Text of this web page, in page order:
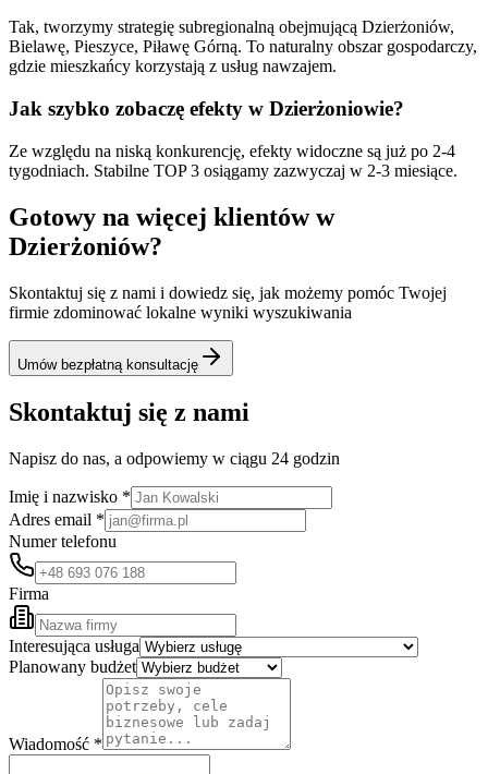
Tak, tworzymy strategię subregionalną obejmującą Dzierżoniów,
Bielawę, Pieszyce, Piławę Górną. To naturalny obszar gospodarczy,
gdzie mieszkańcy korzystają z usług nawzajem.
Jak szybko zobaczę efekty w Dzierżoniowie?
Ze względu na niską konkurencję, efekty widoczne są już po 2-4
tygodniach. Stabilne TOP 3 osiągamy zazwyczaj w 2-3 miesiące.
Gotowy na więcej klientów w
Dzierżoniów?
Skontaktuj się z nami i dowiedz się, jak możemy pomóc Twojej
firmie zdominować lokalne wyniki wyszukiwania
Umów bezpłatną konsultację
Skontaktuj się z nami
Napisz do nas, a odpowiemy w ciągu 24 godzin
Imię i nazwisko *
Adres email *
Numer telefonu
Firma
Interesująca usługa
Planowany budżet
Wiadomość *